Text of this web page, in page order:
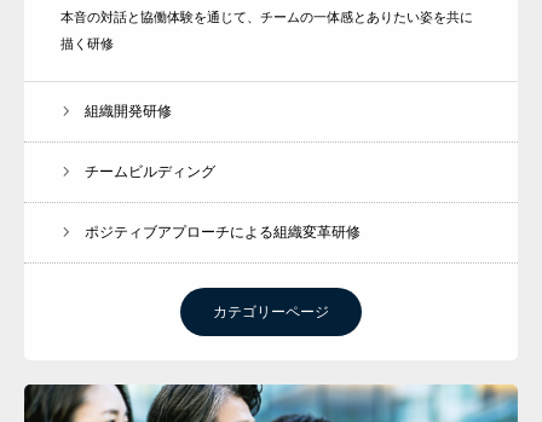
本音の対話と協働体験を通じて、チームの一体感とありたい姿を共に
描く研修
組織開発研修
チームビルディング
ポジティブアプローチによる組織変革研修
カテゴリーページ